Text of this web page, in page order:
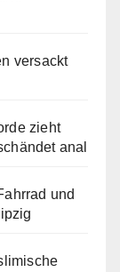
versackt
zieht
anal
und